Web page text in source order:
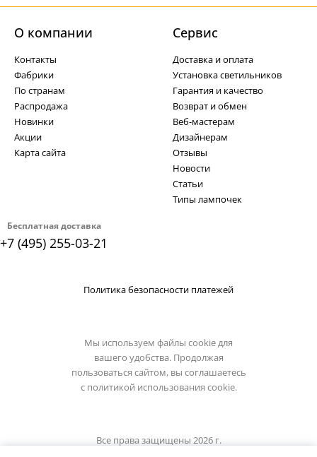
Бесплатная доставка
+7 (495) 255-03-21
О компании
Контакты
Фабрики
По странам
Распродажа
Новинки
Акции
Карта сайта
Cервис
Доставка и оплата
Установка светильников
Гарантия и качество
Возврат и обмен
Веб-мастерам
Дизайнерам
Отзывы
Новости
Статьи
Типы лампочек
Политика безопасности платежей
Мы используем файлы cookie для
вашего удобства. Продолжая
пользоваться сайтом, вы соглашаетесь
с политикой использования cookie.
Все права защищены 2026 г.